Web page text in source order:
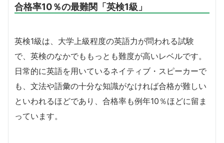
合格率10％の最難関「英検1級」
英検1級は、大学上級程度の英語力が問われる試験
で、英検のなかでももっとも難度が高いレベルです。
日常的に英語を用いているネイティブ・スピーカーで
も、文法や語彙の十分な知識がなければ合格が難しい
といわれるほどであり、合格率も例年10％ほどに留ま
っています。